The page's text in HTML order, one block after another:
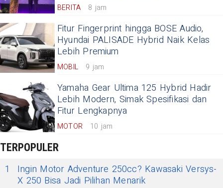
BERITA 8 jam
Fitur Fingerprint hingga BOSE Audio,
Hyundai PALISADE Hybrid Naik Kelas
Lebih Premium
MOBIL 9 jam
Yamaha Gear Ultima 125 Hybrid Hadir
Lebih Modern, Simak Spesifikasi dan
Fitur Lengkapnya
MOTOR 10 jam
TERPOPULER
1
Ingin Motor Adventure 250cc? Kawasaki Versys-
X 250 Bisa Jadi Pilihan Menarik